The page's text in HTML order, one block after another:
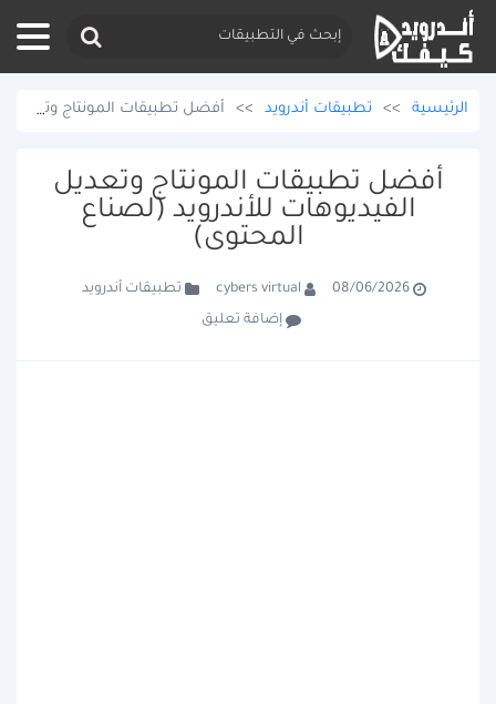
الرئيسية >> تطبيقات أندرويد >> أفضل تطبيقات المونتاج وتعديل الفيديوهات للأندرويد (لصناع المحتوى)
أفضل تطبيقات المونتاج وتعديل
الفيديوهات للأندرويد (لصناع
المحتوى)
08/06/2026
cybers virtual
تطبيقات أندرويد
إضافة تعليق